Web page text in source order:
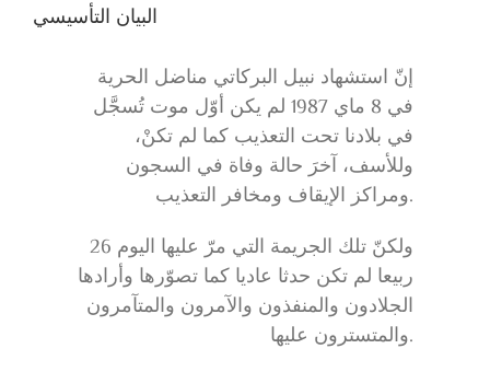
البيان التأسيسي
إنّ استشهاد نبيل البركاتي مناضل الحرية
في 8 ماي 1987 لم يكن أوّل موت تُسجَّل
في بلادنا تحت التعذيب كما لم تكنْ،
وللأسف، آخرَ حالة وفاة في السجون
ومراكز الإيقاف ومخافر التعذيب.
ولكنّ تلك الجريمة التي مرّ عليها اليوم 26
ربيعا لم تكن حدثا عاديا كما تصوّرها وأرادها
الجلادون والمنفذون والآمرون والمتآمرون
والمتسترون عليها.